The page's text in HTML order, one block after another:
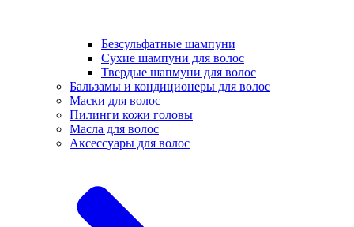
Безсульфатные шампуни
Сухие шампуни для волос
Твердые шапмуни для волос
Бальзамы и кондиционеры для волос
Маски для волос
Пилинги кожи головы
Масла для волос
Аксессуары для волос